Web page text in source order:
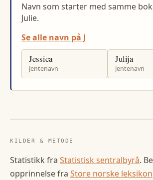
Navn som starter med samme
Julie.
Se alle navn på J
Jessica
Jentenavn
Julija
Jentenavn
KILDER & METODE
Statistikk fra Statistisk sentralbyrå.
opprinnelse fra Store norske leksikon